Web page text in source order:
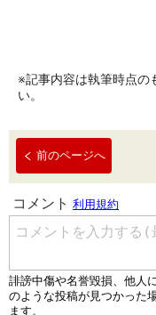
※記事内容は執筆時点の
い。
前のページへ